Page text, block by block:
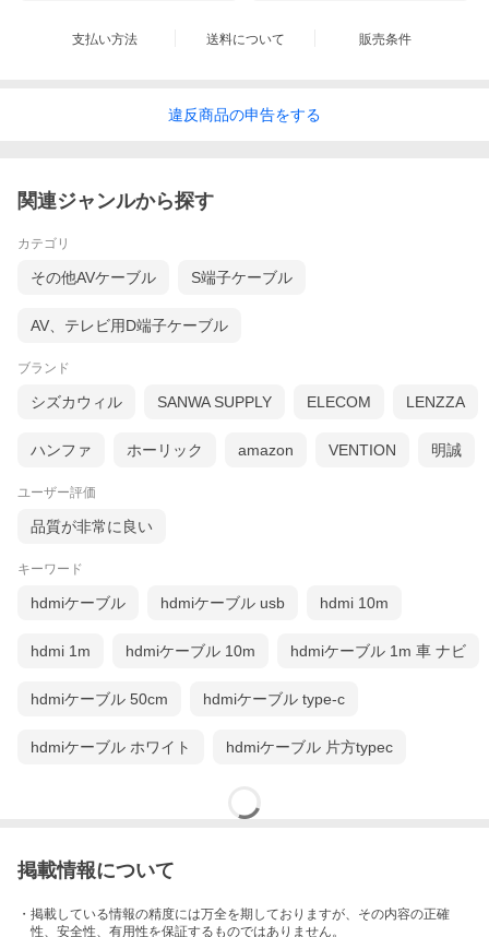
支払い方法 送料について 販売条件
違反商品の申告をする
関連ジャンルから探す
カテゴリ
その他AVケーブル S端子ケーブル
AV、テレビ用D端子ケーブル
ブランド
シズカウィル SANWA SUPPLY ELECOM LENZZA
ハンファ ホーリック amazon VENTION 明誠
ユーザー評価
品質が非常に良い
キーワード
hdmiケーブル hdmiケーブル usb hdmi 10m
hdmi 1m hdmiケーブル 10m hdmiケーブル 1m 車 ナビ
hdmiケーブル 50cm hdmiケーブル type-c
hdmiケーブル ホワイト hdmiケーブル 片方typec
掲載情報について
・掲載している情報の精度には万全を期しておりますが、その内容の正確
性、安全性、有用性を保証するものではありません。